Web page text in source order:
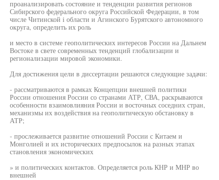
проанализировать состояние и тенденции развития регионов
Сибирского федерального округа Российской Федерации, в том
числе Читинской i области и Агинского Бурятского автономного
округа, определить их роль
и место в системе геополитических интересов России на Дальнем
Востоке в свете современных тенденций глобализации и
регионализации мировой экономики.
Для достижения цели в диссертации решаются следующие задачи:
- рассматриваются в рамках Концепции внешней политики
России отношения России со странами АТР, СВА, раскрываются
особенности взаимовлияния России и восточных соседних стран,
механизмы их воздействия на геополитическую обстановку в
АТР;
- прослеживается развитие отношений России с Китаем и
Монголией и их исторических предпосылок на разных этапах
становления экономических
» и политических контактов. Определяется роль КНР и МНР во
внешней